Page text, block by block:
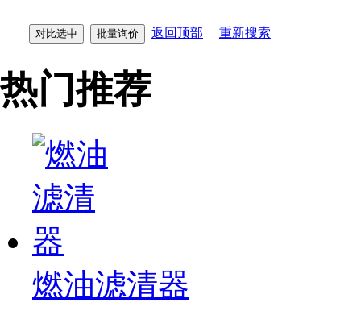
返回顶部 重新搜索
热门推荐
燃油滤清器